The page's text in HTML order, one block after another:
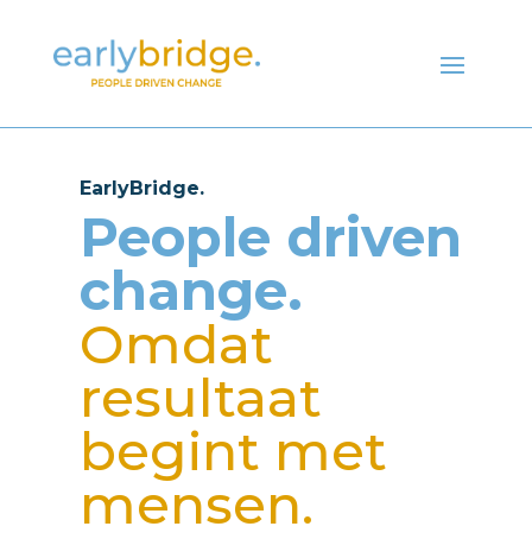
EarlyBridge.
People driven
change.
Omdat
resultaat
begint met
mensen.